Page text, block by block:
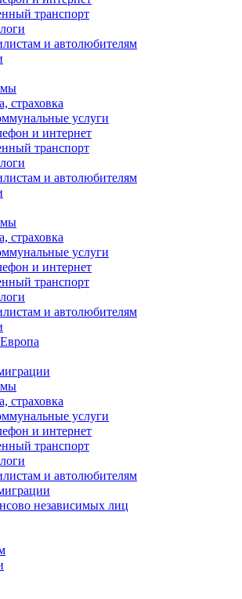
транспорт
и автолюбителям
услуги
и интернет
транспорт
и автолюбителям
услуги
и интернет
транспорт
и автолюбителям
услуги
и интернет
транспорт
и автолюбителям
независимых лиц